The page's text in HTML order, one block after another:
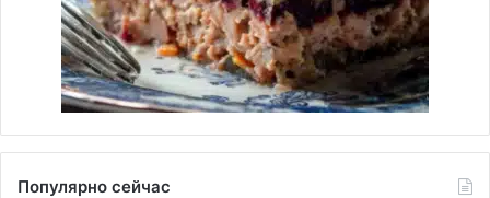
Популярно сейчас